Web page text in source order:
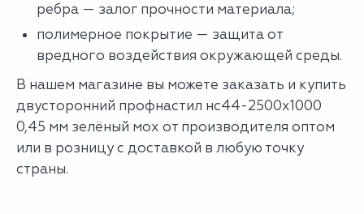
ребра — залог прочности материала;
полимерное покрытие — защита от
вредного воздействия окружающей среды.
В нашем магазине вы можете заказать и купить
двусторонний профнастил нс44-2500х1000
0,45 мм зелёный мох от производителя оптом
или в розницу с доставкой в любую точку
страны.